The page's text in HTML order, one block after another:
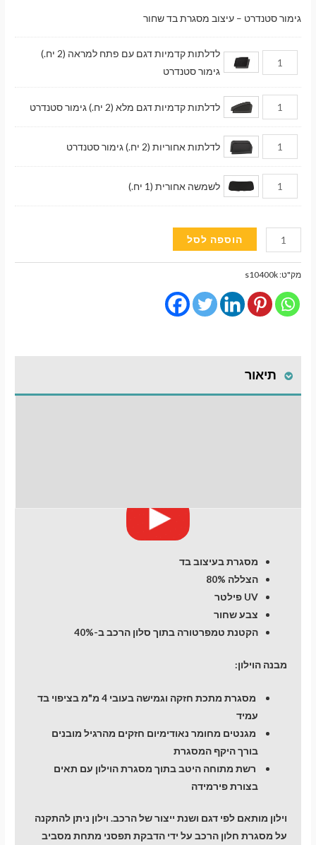
גימור סטנדרט – עיצוב מסגרת בד שחור
לדלתות קדמיות דגם עם פתח למראה (2 יח.)
גימור סטנדרט
לדלתות קדמיות דגם מלא (2 יח.) גימור סטנדרט
לדלתות אחוריות (2 יח.) גימור סטנדרט
לשמשה אחורית (1 יח.)
כמות
של
וילונות
מגנטיים
Toyota
Prius
הוספה לסל
מק"ט:s10400k
תיאור
מסגרת בעיצוב בד
הצללה 80%
UV פילטר
צבע שחור
הקטנת טמפרטורה בתוך סלון הרכב ב-40%
מבנה הוילון:
מסגרת מתכת חזקה וגמישה בעובי 4 מ"מ בציפוי בד
עמיד
מגנטים מחומר נאודימיום חזקים מהרגיל מובנים
בורך היקף המסגרת
רשת מתוחה היטב בתוך מסגרת הוילון עם תאים
בצורת פירמידה
וילון מותאם לפי דגם ושנת ייצור של הרכב. וילון ניתן להתקנה
על מסגרת חלון הרכב על ידי הדבקת תפסני מתחת מסביב